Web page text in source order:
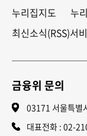
누리집지도
누
최신소식(RSS)서
금융위 문의
03171 서울특별
대표전화 : 02-